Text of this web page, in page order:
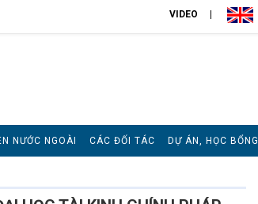
VIDEO
NƯỚC NGOÀI CÁC ĐỐI TÁC DỰ ÁN, HỌC BỔNG